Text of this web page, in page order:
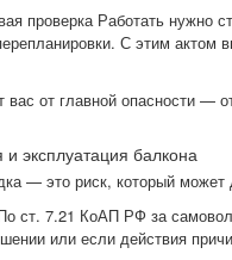
проверка Работать нужно
С этим
вас от главной опасности —
эксплуатация балкона
— это риск, который может
ст. 7.21 КоАП РФ за
или если действия